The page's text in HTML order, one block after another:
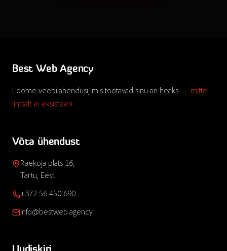
Best Web Agency
Loome veebilahendusi, mis töötavad sinu äri heaks — mitte
lihtsalt ei eksisteeri.
Võta ühendust
Raekoja plats 16,
Tartu, Eesti
+372 56 450 690
info@bestweb.agency